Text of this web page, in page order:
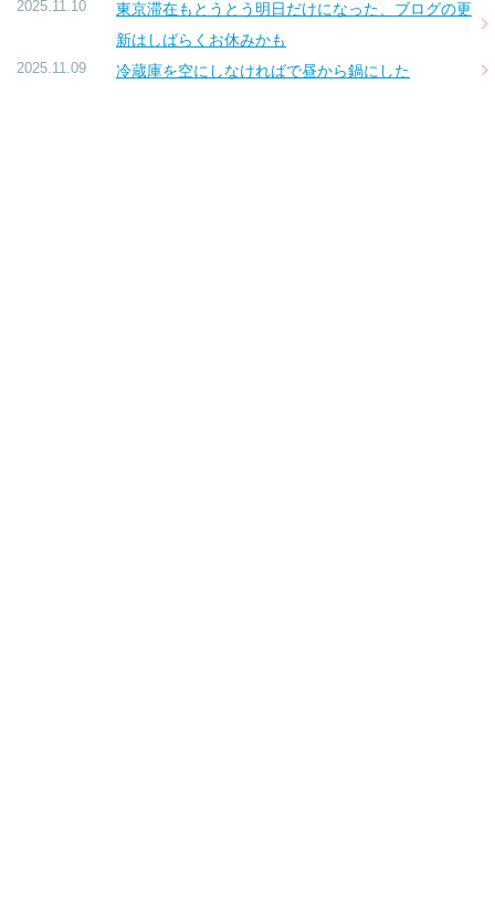
2025.11.10
東京滞在もとうとう明日だけになった、ブログの更
新はしばらくお休みかも
2025.11.09 冷蔵庫を空にしなければで昼から鍋にした